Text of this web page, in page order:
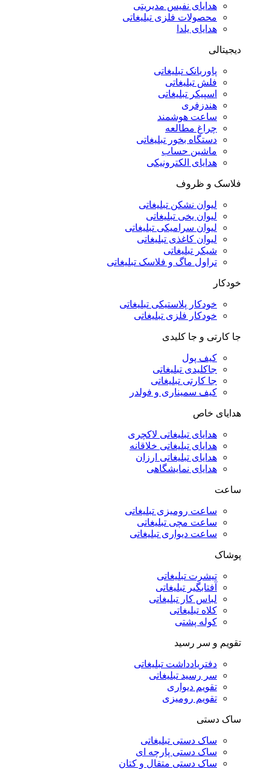
هدایای نفیس مدیریتی
محصولات فلزی تبلیغاتی
هدایای یلدا
دیجیتالی
پاوربانک تبلیغاتی
فلش تبلیغاتی
اسپیکر تبلیغاتی
هندزفری
ساعت هوشمند
چراغ مطالعه
دستگاه بخور تبلیغاتی
ماشین حساب
هدایای الکترونیکی
فلاسک و ظروف
لیوان نشکن تبلیغاتی
لیوان یخی تبلیغاتی
لیوان سرامیکی تبلیغاتی
لیوان کاغذی تبلیغاتی
شیکر تبلیغاتی
تراول ماگ و فلاسک تبلیغاتی
خودکار
خودکار پلاستیکی تبلیغاتی
خودکار فلزی تبلیغاتی
جا کارتی و جا کلیدی
کیف پول
جاکلیدی تبلیغاتی
جا کارتی تبلیغاتی
کیف سمیناری و فولدر
هدایای خاص
هدایای تبلیغاتی لاکچری
هدایای تبلیغاتی خلاقانه
هدایای تبلیغاتی ارزان
هدایای نمایشگاهی
ساعت
ساعت رومیزی تبلیغاتی
ساعت مچی تبلیغاتی
ساعت دیواری تبلیغاتی
پوشاک
تیشرت تبلیغاتی
آفتابگیر تبلیغاتی
لباس کار تبلیغاتی
کلاه تبلیغاتی
کوله پشتی
تقویم و سر رسید
دفتریادداشت تبلیغاتی
سر رسید تبلیغاتی
تقویم دیواری
تقویم رومیزی
ساک دستی
ساک دستی تبلیغاتی
ساک دستی پارچه ای
ساک دستی متقال و کتان